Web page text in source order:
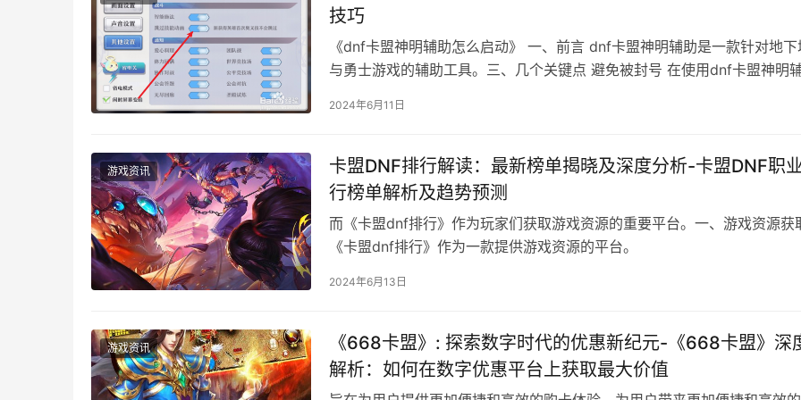
技巧
《dnf卡盟神明辅助怎么启动》 一、前言 dnf卡盟神明辅助是一款针对地下
与勇士游戏的辅助工具。三、几个关键点 避免被封号 在使用dnf卡盟神明
2024年6月11日
游戏资讯
卡盟DNF排行解读：最新榜单揭晓及深度分析-卡盟DNF职
行榜单解析及趋势预测
而《卡盟dnf排行》作为玩家们获取游戏资源的重要平台。一、游戏资源获
《卡盟dnf排行》作为一款提供游戏资源的平台。
2024年6月13日
游戏资讯
《668卡盟》: 探索数字时代的优惠新纪元-《668卡盟》深
解析：如何在数字优惠平台上获取最大价值